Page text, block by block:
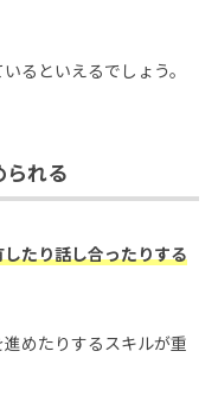
るといえるでしょう。
られる
たり話し合ったりする
めたりするスキルが重